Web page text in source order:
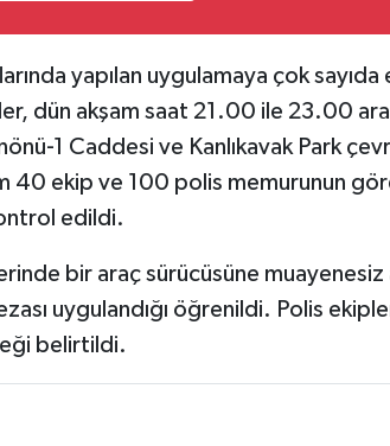
yapılan uygulamaya çok sayıda
dün akşam saat 21.00 ile 23.00
1 Caddesi ve Kanlıkavak Park
ekip ve 100 polis memurunun
edildi.
bir araç sürücüsüne
uygulandığı öğrenildi. Polis
belirtildi.